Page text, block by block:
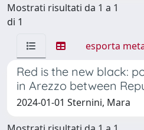
Mostrati risultati da 1 a 1
di 1
esporta
Red is the new black:
in Arezzo between
2024-01-01 Sternini, Mara